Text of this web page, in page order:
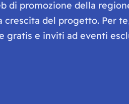
di promozione della
del progetto. Per
gratis e inviti ad eventi